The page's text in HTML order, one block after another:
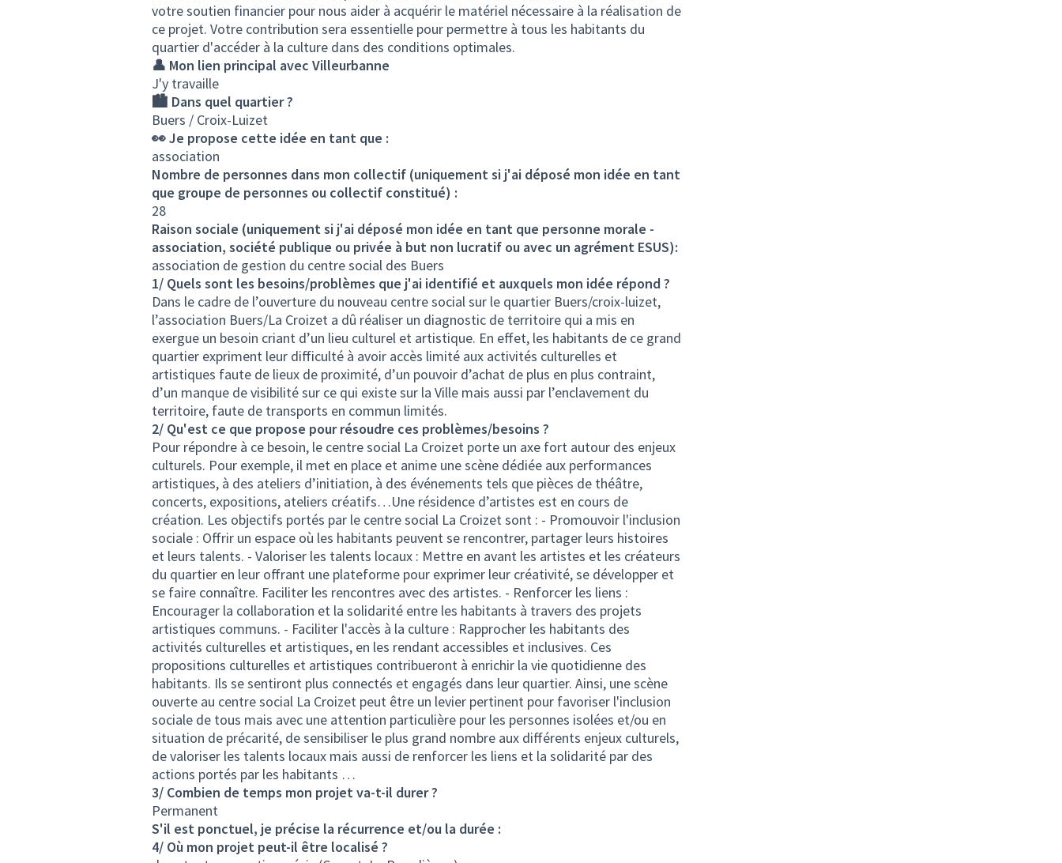
votre soutien financier pour nous aider à acquérir le matériel nécessaire à la réalisation de
ce projet. Votre contribution sera essentielle pour permettre à tous les habitants du
quartier d'accéder à la culture dans des conditions optimales.
👤 Mon lien principal avec Villeurbanne
J'y travaille
🏙️ Dans quel quartier ?
Buers / Croix-Luizet
👀 Je propose cette idée en tant que :
association
Nombre de personnes dans mon collectif (uniquement si j'ai déposé mon idée en tant
que groupe de personnes ou collectif constitué) :
28
Raison sociale (uniquement si j'ai déposé mon idée en tant que personne morale -
association, société publique ou privée à but non lucratif ou avec un agrément ESUS):
association de gestion du centre social des Buers
1/ Quels sont les besoins/problèmes que j'ai identifié et auxquels mon idée répond ?
Dans le cadre de l’ouverture du nouveau centre social sur le quartier Buers/croix-luizet,
l’association Buers/La Croizet a dû réaliser un diagnostic de territoire qui a mis en
exergue un besoin criant d’un lieu culturel et artistique. En effet, les habitants de ce grand
quartier expriment leur difficulté à avoir accès limité aux activités culturelles et
artistiques faute de lieux de proximité, d’un pouvoir d’achat de plus en plus contraint,
d’un manque de visibilité sur ce qui existe sur la Ville mais aussi par l’enclavement du
territoire, faute de transports en commun limités.
2/ Qu'est ce que propose pour résoudre ces problèmes/besoins ?
Pour répondre à ce besoin, le centre social La Croizet porte un axe fort autour des enjeux
culturels. Pour exemple, il met en place et anime une scène dédiée aux performances
artistiques, à des ateliers d’initiation, à des événements tels que pièces de théâtre,
concerts, expositions, ateliers créatifs…Une résidence d’artistes est en cours de
création. Les objectifs portés par le centre social La Croizet sont : - Promouvoir l'inclusion
sociale : Offrir un espace où les habitants peuvent se rencontrer, partager leurs histoires
et leurs talents. - Valoriser les talents locaux : Mettre en avant les artistes et les créateurs
du quartier en leur offrant une plateforme pour exprimer leur créativité, se développer et
se faire connaître. Faciliter les rencontres avec des artistes. - Renforcer les liens :
Encourager la collaboration et la solidarité entre les habitants à travers des projets
artistiques communs. - Faciliter l'accès à la culture : Rapprocher les habitants des
activités culturelles et artistiques, en les rendant accessibles et inclusives. Ces
propositions culturelles et artistiques contribueront à enrichir la vie quotidienne des
habitants. Ils se sentiront plus connectés et engagés dans leur quartier. Ainsi, une scène
ouverte au centre social La Croizet peut être un levier pertinent pour favoriser l'inclusion
sociale de tous mais avec une attention particulière pour les personnes isolées et/ou en
situation de précarité, de sensibiliser le plus grand nombre aux différents enjeux culturels,
de valoriser les talents locaux mais aussi de renforcer les liens et la solidarité par des
actions portés par les habitants …
3/ Combien de temps mon projet va-t-il durer ?
Permanent
S'il est ponctuel, je précise la récurrence et/ou la durée :
4/ Où mon projet peut-il être localisé ?